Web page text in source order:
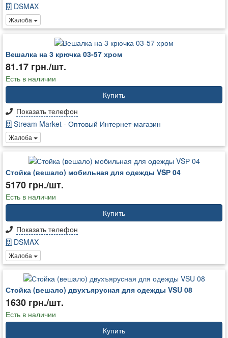
DSMAX
Жалоба
Вешалка на 3 крючка 03-57 хром
81.17 грн./шт.
Есть в наличии
Купить
Показать телефон
Stream Market - Оптовый Интернет-магазин
Жалоба
Стойка (вешало) мобильная для одежды VSР 04
5170 грн./шт.
Есть в наличии
Купить
Показать телефон
DSMAX
Жалоба
Стойка (вешало) двухъярусная для одежды VSU 08
1630 грн./шт.
Есть в наличии
Купить